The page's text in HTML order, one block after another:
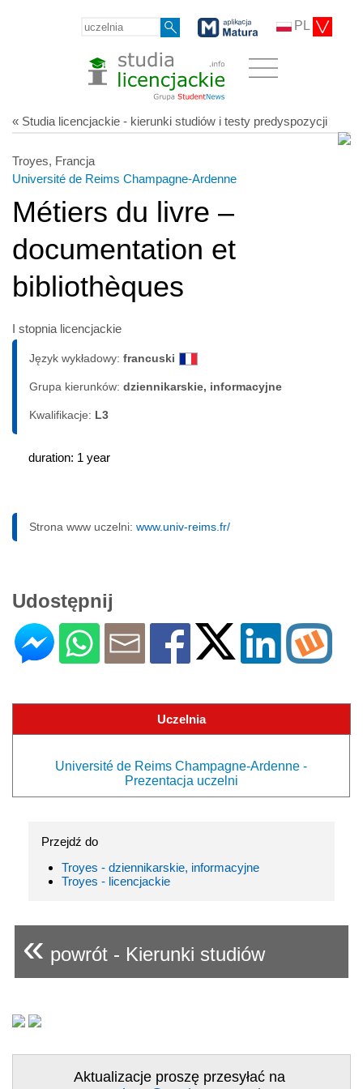
PL
« Studia licencjackie - kierunki studiów i testy predyspozycji
Troyes, Francja
Université de Reims Champagne-Ardenne
Métiers du livre –
documentation et
bibliothèques
I stopnia licencjackie
Język wykładowy: francuski
Grupa kierunków: dziennikarskie, informacyjne
Kwalifikacje: L3
duration: 1 year
Strona www uczelni: www.univ-reims.fr/
Udostępnij
Uczelnia
Université de Reims Champagne-Ardenne -
Prezentacja uczelni
Przejdź do
Troyes - dziennikarskie, informacyjne
Troyes - licencjackie
« powrót - Kierunki studiów
Aktualizacje proszę przesyłać na